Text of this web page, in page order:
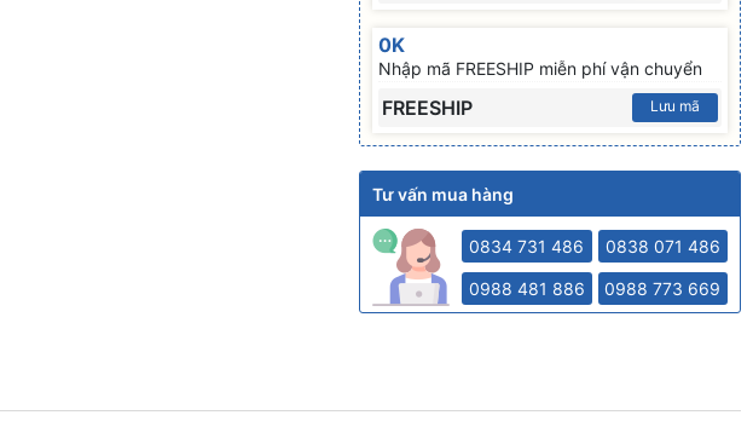
0K
Nhập mã FREESHIP miễn phí vận chuyển
FREESHIP Lưu mã
Tư vấn mua hàng
0834 731 486 0838 071 486
0988 481 886 0988 773 669